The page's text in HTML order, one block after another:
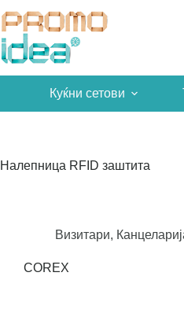
to
content
Куќни сетови
Налепница RFID заштита
Визитари,
COREX